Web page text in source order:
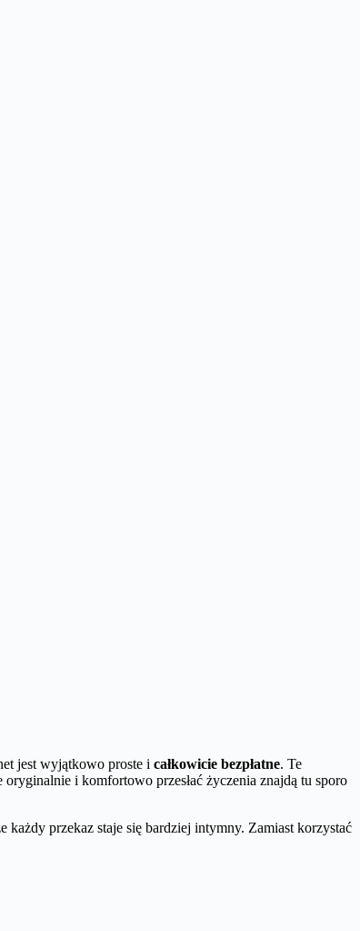
jest wyjątkowo proste i całkowicie bezpłatne. Te
i komfortowo przesłać życzenia znajdą tu sporo
każdy przekaz staje się bardziej intymny. Zamiast korzystać